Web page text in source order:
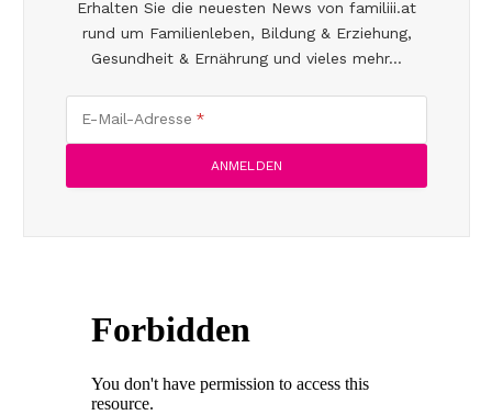
Erhalten Sie die neuesten News von familiii.at
rund um Familienleben, Bildung & Erziehung,
Gesundheit & Ernährung und vieles mehr...
E-Mail-Adresse